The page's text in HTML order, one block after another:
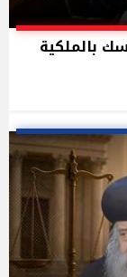
بالملكية